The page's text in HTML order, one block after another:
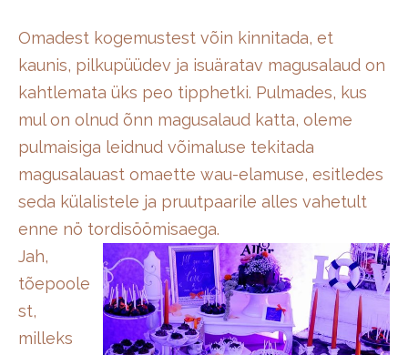
Omadest kogemustest võin kinnitada, et
kaunis, pilkupüüdev ja isuäratav magusalaud on
kahtlemata üks peo tipphetki. Pulmades, kus
mul on olnud õnn magusalaud katta, oleme
pulmaisiga leidnud võimaluse tekitada
magusalauast omaette wau-elamuse, esitledes
seda külalistele ja pruutpaarile alles vahetult
enne nö tordisöömisaega.
Jah,
tõepoole
st,
milleks